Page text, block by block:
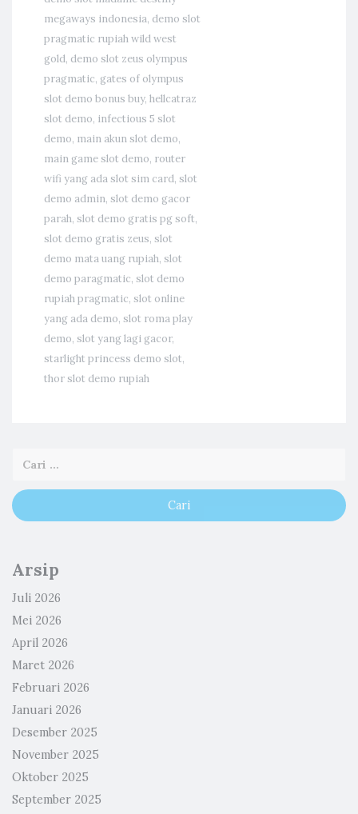
megaways indonesia, demo slot
pragmatic rupiah wild west
gold, demo slot zeus olympus
pragmatic, gates of olympus
slot demo bonus buy, hellcatraz
slot demo, infectious 5 slot
demo, main akun slot demo,
main game slot demo, router
wifi yang ada slot sim card, slot
demo admin, slot demo gacor
parah, slot demo gratis pg soft,
slot demo gratis zeus, slot
demo mata uang rupiah, slot
demo paragmatic, slot demo
rupiah pragmatic, slot online
yang ada demo, slot roma play
demo, slot yang lagi gacor,
starlight princess demo slot,
thor slot demo rupiah
Arsip
Juli 2026
Mei 2026
April 2026
Maret 2026
Februari 2026
Januari 2026
Desember 2025
November 2025
Oktober 2025
September 2025